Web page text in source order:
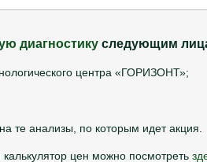
диагностику следующим
центра «ГОРИЗОНТ»;
на те анализы, по которым идет акция.
калькулятор цен можно посмотреть